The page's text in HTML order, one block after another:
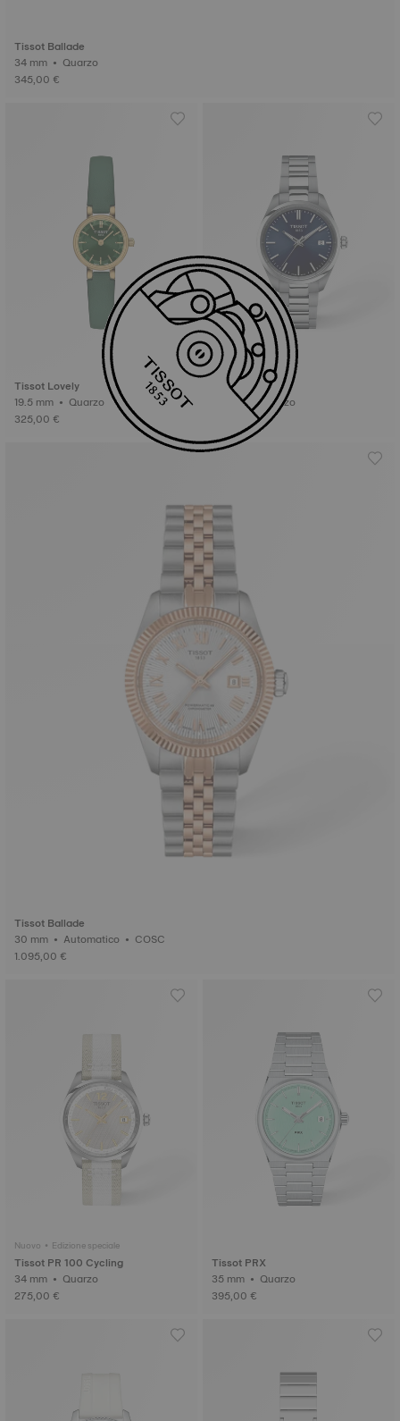
Tissot Ballade
34 mm • Quarzo
345,00 €
Tissot Lovely
19.5 mm • Quarzo
325,00 €
Tissot PR100
34 mm • Quarzo
295,00 €
Tissot Ballade
30 mm • Automatico • COSC
1.095,00 €
Nuovo • Edizione speciale
Tissot PR 100 Cycling
34 mm • Quarzo
275,00 €
Tissot PRX
35 mm • Quarzo
395,00 €